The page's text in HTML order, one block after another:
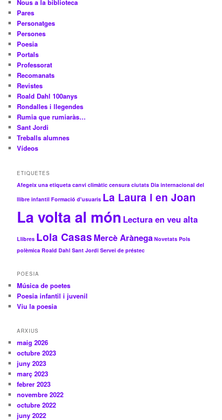
Nous a la biblioteca
Pares
Personatges
Persones
Poesia
Portals
Professorat
Recomanats
Revistes
Roald Dahl 100anys
Rondalles i llegendes
Rumia que rumiaràs…
Sant Jordi
Treballs alumnes
Vídeos
ETIQUETES
Afegeix una etiqueta canvi climàtic censura ciutats Dia internacional del
llibre infantil Formació d'usuaris La Laura i en Joan
La volta al món Lectura en veu alta
Llibres Lola Casas Mercè Arànega Novetats Pols
polèmica Roald Dahl Sant Jordi Servei de préstec
POESIA
Música de poetes
Poesia infantil i juvenil
Viu la poesia
ARXIUS
maig 2026
octubre 2023
juny 2023
març 2023
febrer 2023
novembre 2022
octubre 2022
juny 2022